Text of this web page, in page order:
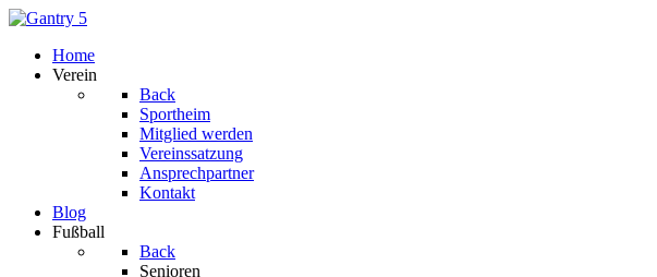
Home
Verein
Back
Sportheim
Mitglied werden
Vereinssatzung
Ansprechpartner
Kontakt
Blog
Fußball
Back
Senioren